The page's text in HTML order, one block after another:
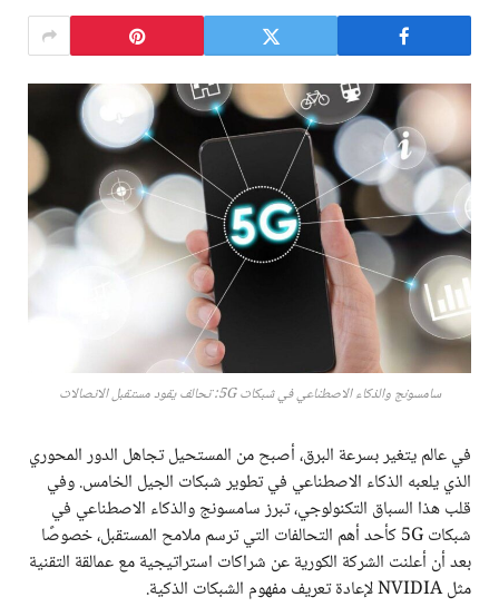
سامسونج والذكاء الاصطناعي في شبكات 5G: تحالف يقود مستقبل الاتصالات
في عالم يتغير بسرعة البرق، أصبح من المستحيل تجاهل الدور المحوري
الذي يلعبه الذكاء الاصطناعي في تطوير شبكات الجيل الخامس. وفي
قلب هذا السباق التكنولوجي، تبرز سامسونج والذكاء الاصطناعي في
شبكات 5G كأحد أهم التحالفات التي ترسم ملامح المستقبل، خصوصًا
بعد أن أعلنت الشركة الكورية عن شراكات استراتيجية مع عمالقة التقنية
مثل NVIDIA لإعادة تعريف مفهوم الشبكات الذكية.